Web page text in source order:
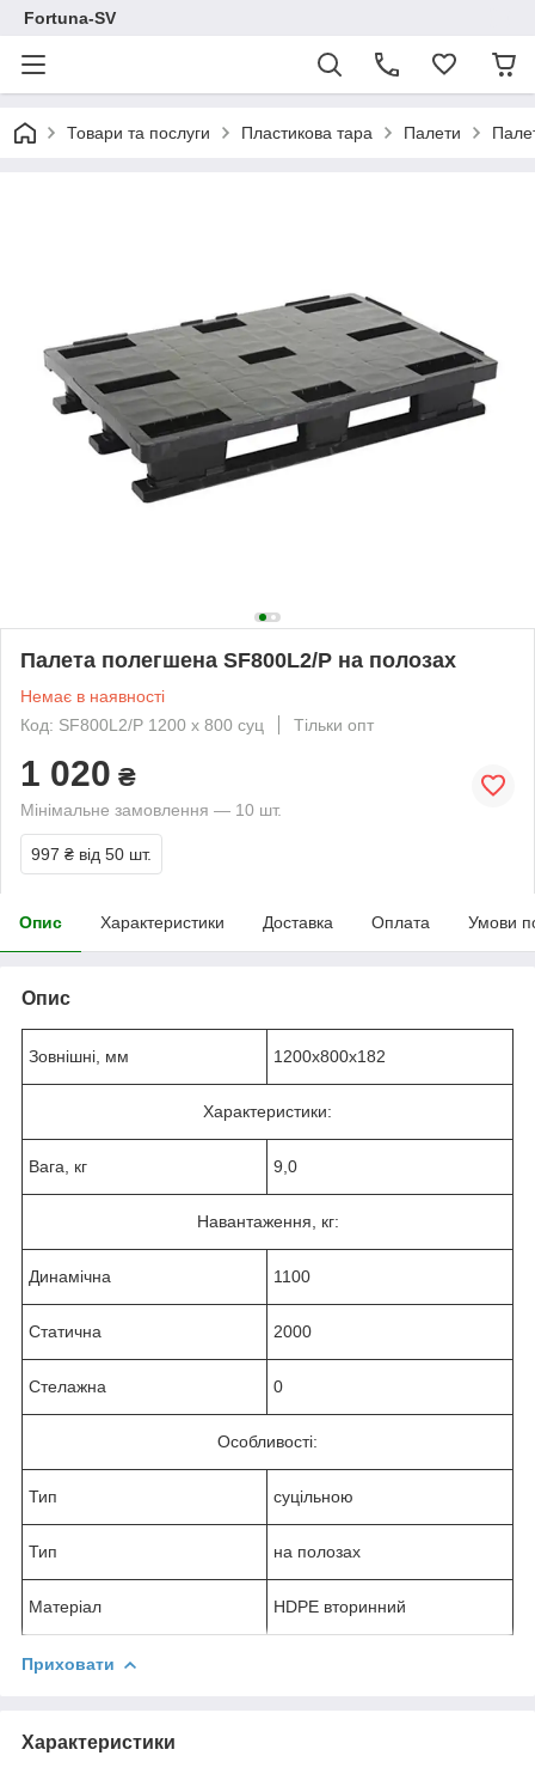
Fortuna-SV
Товари та послуги Пластикова тара Палети
Палета полегшена SF800L2/P на полозах
Немає в наявності
Код: SF800L2/P 1200 х 800 суц
Тільки опт
1 020 ₴
Мінімальне замовлення — 10 шт.
997 ₴ від 50 шт.
Опис Характеристики Доставка Оплата Умови
Опис
Зовнішні, мм 1200x800x182
Характеристики:
Вага, кг 9,0
Навантаження, кг:
Динамічна 1100
Статична 2000
Стелажна 0
Особливості:
Тип суцільною
Тип на полозах
Матеріал HDPE вторинний
Приховати
Характеристики